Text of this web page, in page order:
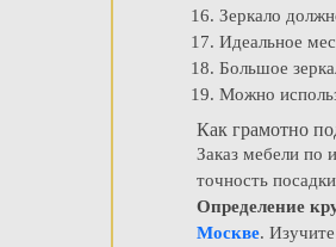
Зеркало
Идеальное
Большое
Можно
Как грамотно
Заказ мебели по
точность
Определение
Москве.